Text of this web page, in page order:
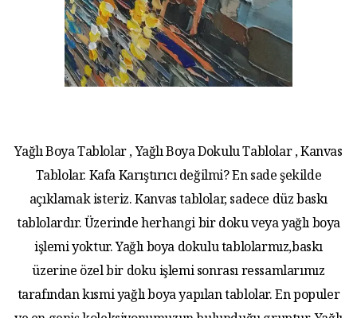
Yağlı Boya Tablolar , Yağlı Boya Dokulu Tablolar , Kanvas
Tablolar. Kafa Karıştırıcı değilmi? En sade şekilde
açıklamak isteriz. Kanvas tablolar, sadece düz baskı
tablolardır. Üzerinde herhangi bir doku veya yağlı boya
işlemi yoktur. Yağlı boya dokulu tablolarmız,baskı
üzerine özel bir doku işlemi sonrası ressamlarımız
tarafından kısmi yağlı boya yapılan tablolar. En populer